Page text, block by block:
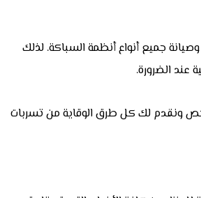
جميع أنواع أنظمة السباكة. لذلك
عند الضرورة.
ونقدم لك كل طرق الوقاية من تسربات